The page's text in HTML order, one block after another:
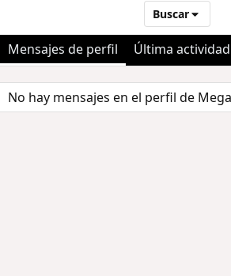
Buscar
Mensajes de perfil Última actividad
No hay mensajes en el perfil de